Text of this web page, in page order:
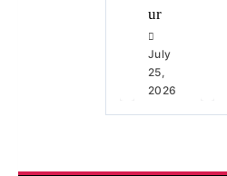
ur
July
25,
2026